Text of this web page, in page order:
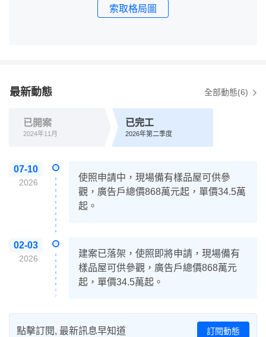
索取格局圖
最新動態 全部動態(6)
已開案
2024年11月
已完工
2026年第二季度
07-10
2026
使照申請中，現場備有樣品屋可供參
觀，廣告戶總價868萬元起，單價34.5萬
起。
02-03
2026
建案已落架，使照即將申請，現場備有
樣品屋可供參觀，廣告戶總價868萬元
起，單價34.5萬起。
點擊訂閱, 最新訊息早知道 訂閱動態